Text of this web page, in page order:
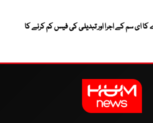
ای سم کے اجرا اور تبدیلی کی فیس کم کرنے کا